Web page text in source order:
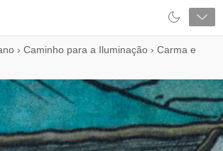
› Caminho para a Iluminação › Carma e